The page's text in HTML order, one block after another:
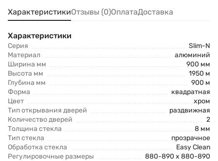
ХарактеристикиОтзывы (0)ОплатаДоставка
Характеристики
Серия
Slim-N
Материал
алюминий
Ширина мм
900 мм
Высота мм
1950 м
Глубина мм
900 м
Форма
квадратная
Цвет
хром
Тип открывания дверей
раздвижная
Количество дверей
2
Толщина стекла
8 мм
Тип стекла
прозрачное
Обработка стекла
Easy Clean
Регулировочные размеры
880-890 x 880-890